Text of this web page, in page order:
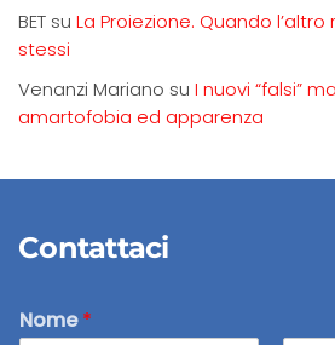
BET su La Proiezione. Quando
stessi
Venanzi Mariano su I nuovi “falsi”
amartofobia ed apparenza
Contattaci
Nome*